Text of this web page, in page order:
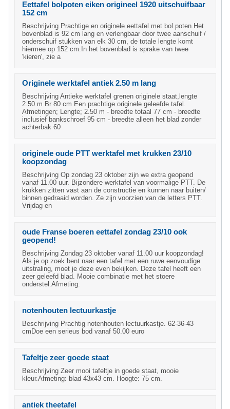
Eettafel bolpoten eiken origineel 1920 uitschuifbaar
152 cm
Beschrijving Prachtige en originele eettafel met bol poten.Het
bovenblad is 92 cm lang en verlengbaar door twee aanschuif /
onderschuif stukken van elk 30 cm, de totale lengte komt
hiermee op 152 cm.In het bovenblad is sprake van twee
'kieren', zie a
Originele werktafel antiek 2.50 m lang
Beschrijving Antieke werktafel grenen originele staat,lengte
2.50 m Br 80 cm Een prachtige originele geleefde tafel.
Afmetingen; Lengte; 2.50 m - breedte totaal 77 cm - breedte
inclusief bankschroef 95 cm - breedte alleen het blad zonder
achterbak 60
originele oude PTT werktafel met krukken 23/10
koopzondag
Beschrijving Op zondag 23 oktober zijn we extra geopend
vanaf 11.00 uur. Bijzondere werktafel van voormalige PTT. De
krukken zitten vast aan de constructie en kunnen naar buiten/
binnen gedraaid worden. Ze zijn voorzien van de letters PTT.
Vrijdag en
oude Franse boeren eettafel zondag 23/10 ook
geopend!
Beschrijving Zondag 23 oktober vanaf 11.00 uur koopzondag!
Als je op zoek bent naar een tafel met een ruwe eenvoudige
uitstraling, moet je deze even bekijken. Deze tafel heeft een
zeer geleefd blad. Mooie combinatie met het stoere
onderstel.Afmeting:
notenhouten lectuurkastje
Beschrijving Prachtig notenhouten lectuurkastje. 62-36-43
cmDoe een serieus bod vanaf 50.00 euro
Tafeltje zeer goede staat
Beschrijving Zeer mooi tafeltje in goede staat, mooie
kleur.Afmeting: blad 43x43 cm. Hoogte: 75 cm.
antiek theetafel